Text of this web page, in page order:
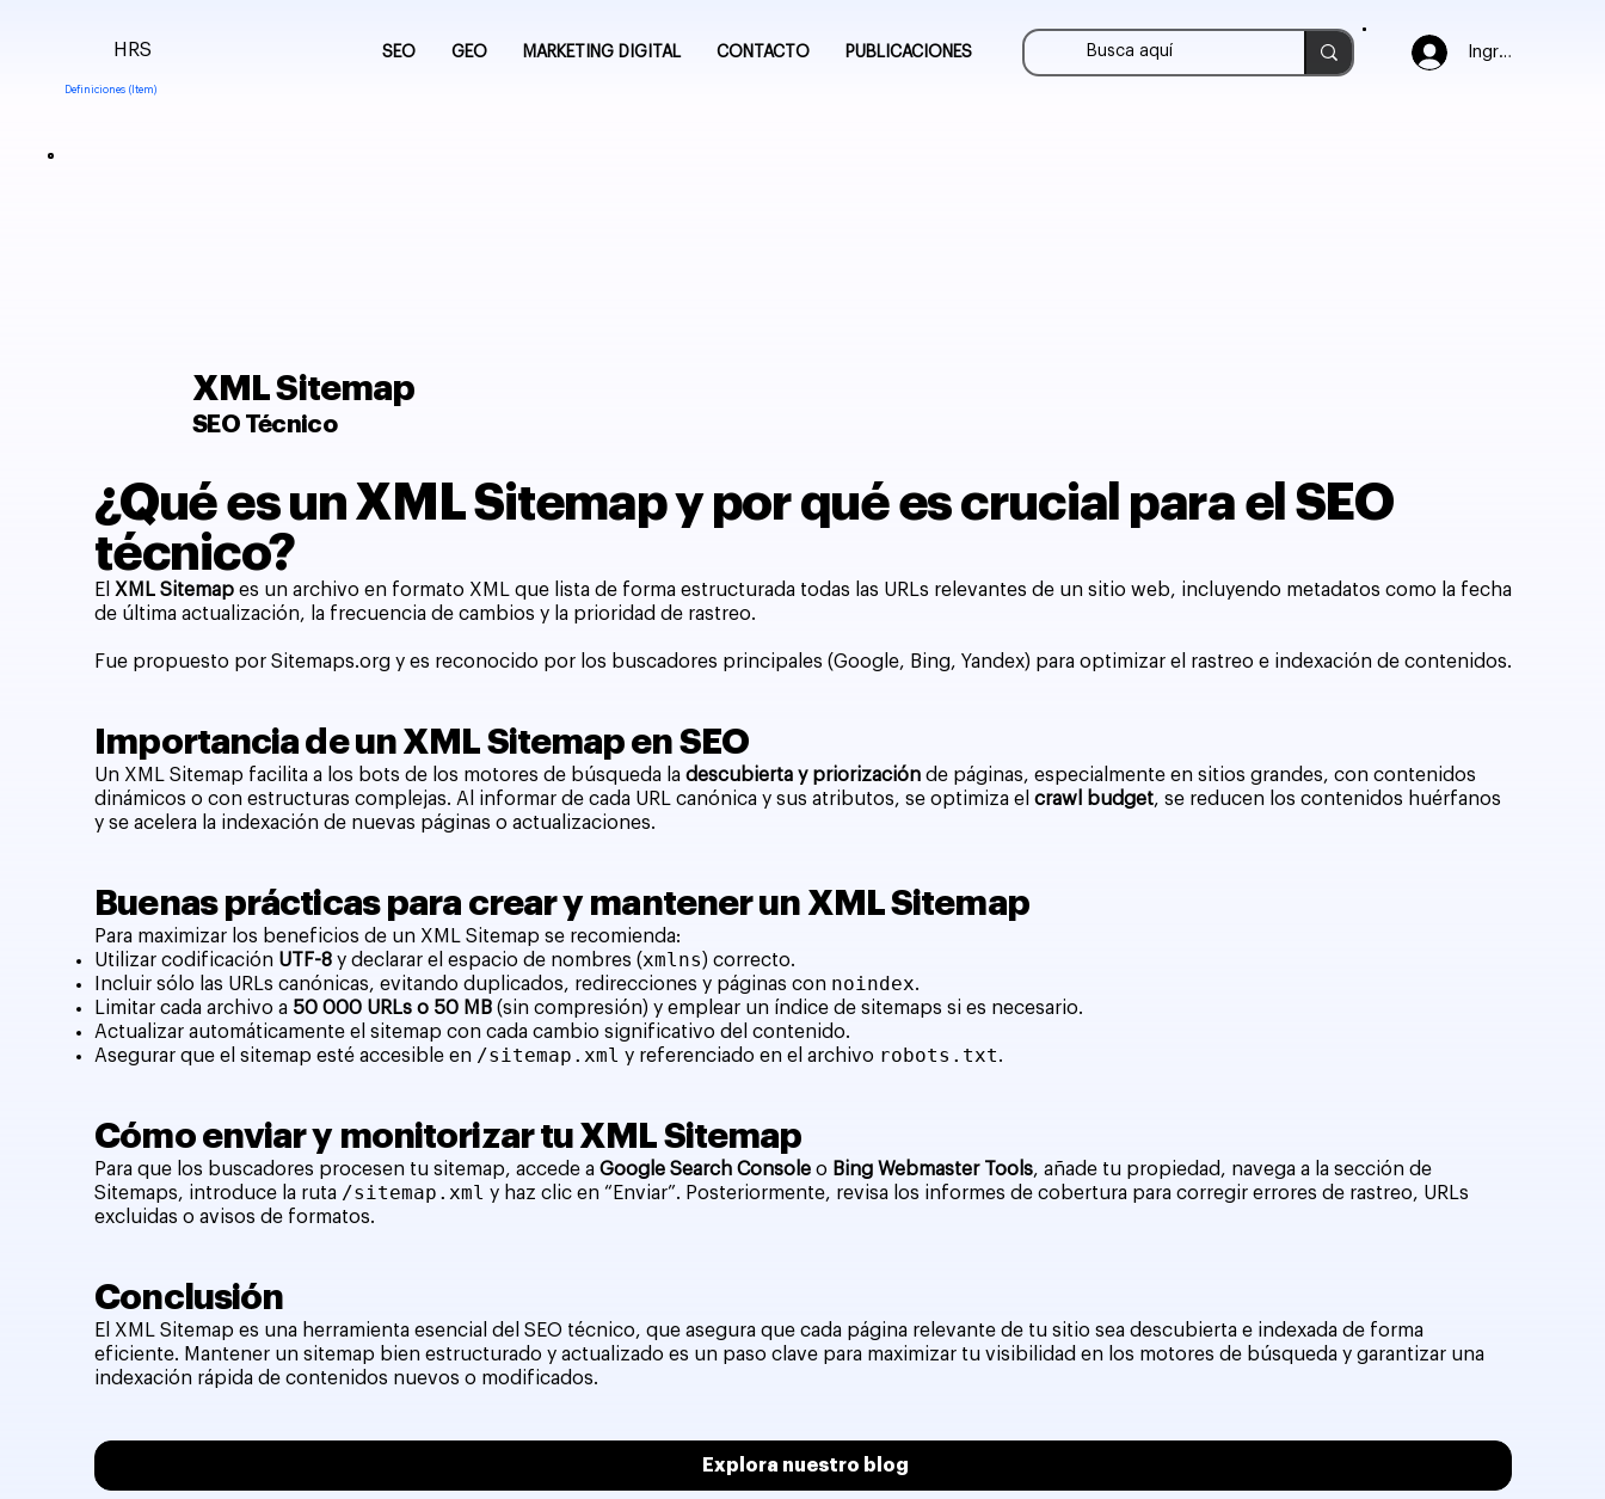
Ingresar
SEO GEO MARKETING DIGITAL CONTACTO PUBLICACIONES
Definiciones (Item)
HRS
XML Sitemap
SEO Técnico
¿Qué es un XML Sitemap y por qué es crucial para el SEO
técnico?
El XML Sitemap es un archivo en formato XML que lista de forma estructurada todas las URLs relevantes de un sitio web, incluyendo metadatos como la fecha
de última actualización, la frecuencia de cambios y la prioridad de rastreo.
Fue propuesto por Sitemaps.org y es reconocido por los buscadores principales (Google, Bing, Yandex) para optimizar el rastreo e indexación de contenidos.
Importancia de un XML Sitemap en SEO
Un XML Sitemap facilita a los bots de los motores de búsqueda ladescubierta y priorización de páginas, especialmente en sitios grandes, con contenidos
dinámicos o con estructuras complejas. Al informar de cada URL canónica y sus atributos, se optimiza elcrawl budget, se reducen los contenidos huérfanos
y se acelera la indexación de nuevas páginas o actualizaciones.
Buenas prácticas para crear y mantener un XML Sitemap
Para maximizar los beneficios de un XML Sitemap se recomienda:
Utilizar codificación UTF-8 y declarar el espacio de nombres (xmlns) correcto.
Incluir sólo las URLs canónicas, evitando duplicados, redirecciones y páginas con noindex.
Limitar cada archivo a 50 000 URLs o 50 MB (sin compresión) y emplear un índice de sitemaps si es necesario.
Actualizar automáticamente el sitemap con cada cambio significativo del contenido.
Asegurar que el sitemap esté accesible en /sitemap.xml y referenciado en el archivo robots.txt.
Cómo enviar y monitorizar tu XML Sitemap
Para que los buscadores procesen tu sitemap, accede aGoogle Search Console o Bing Webmaster Tools, añade tu propiedad, navega a la sección de
Sitemaps, introduce la ruta /sitemap.xml y haz clic en “Enviar”. Posteriormente, revisa los informes de cobertura para corregir errores de rastreo, URLs
excluidas o avisos de formatos.
Conclusión
El XML Sitemap es una herramienta esencial del SEO técnico, que asegura que cada página relevante de tu sitio sea descubierta e indexada de forma
eficiente. Mantener un sitemap bien estructurado y actualizado es un paso clave para maximizar tu visibilidad en los motores de búsqueda y garantizar una
indexación rápida de contenidos nuevos o modificados.
Explora nuestro blog